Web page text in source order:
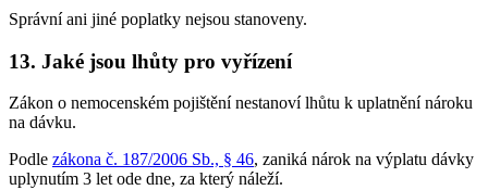
Správní ani jiné poplatky nejsou stanoveny.
13. Jaké jsou lhůty pro vyřízení
Zákon o nemocenském pojištění nestanoví lhůtu k uplatnění nároku
na dávku.
Podle zákona č. 187/2006 Sb., § 46, zaniká nárok na výplatu dávky
uplynutím 3 let ode dne, za který náleží.